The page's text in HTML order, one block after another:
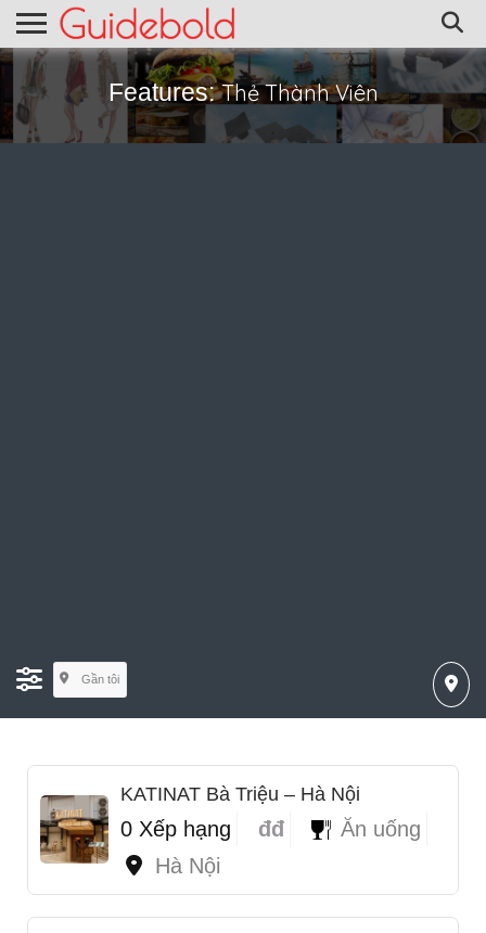
Features:Thẻ Thành Viên
Gần tôi
KATINAT Bà Triệu – Hà Nội
0 Xếp hạng đđ
Ăn uống
Hà Nội